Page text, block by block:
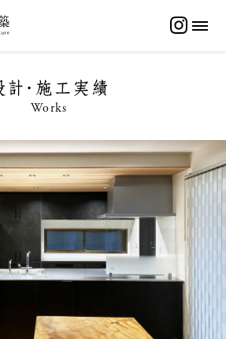
Works
設計・施工実績